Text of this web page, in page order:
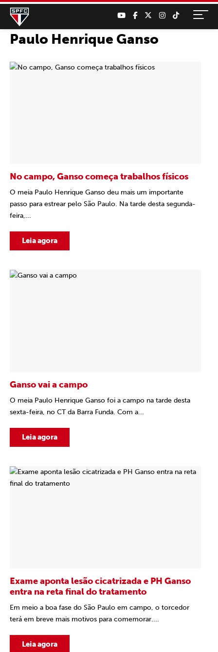
Paulo Henrique Ganso
No campo, Ganso começa trabalhos físicos
O meia Paulo Henrique Ganso deu mais um importante
passo para estrear pelo São Paulo. Na tarde desta segunda-
feira,...
Leia agora
Ganso vai a campo
O meia Paulo Henrique Ganso foi a campo na tarde desta
sexta-feira, no CT da Barra Funda. Com a...
Leia agora
Exame aponta lesão cicatrizada e PH Ganso
entra na reta final do tratamento
Em meio a boa fase do São Paulo em campo, o torcedor
terá em breve mais motivos para comemorar....
Leia agora